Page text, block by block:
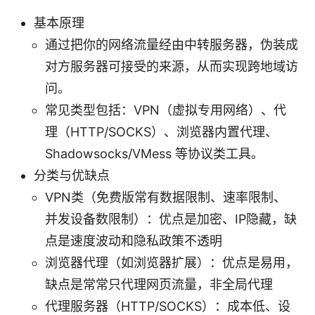
基本原理
通过把你的网络流量经由中转服务器，伪装成
对方服务器可接受的来源，从而实现跨地域访
问。
常见类型包括：VPN（虚拟专用网络）、代
理（HTTP/SOCKS）、浏览器内置代理、
Shadowsocks/VMess 等协议类工具。
分类与优缺点
VPN类（免费版常有数据限制、速率限制、
并发设备数限制）：优点是加密、IP隐藏，缺
点是速度波动和隐私政策不透明
浏览器代理（如浏览器扩展）：优点是易用，
缺点是常常只代理网页流量，非全局代理
代理服务器（HTTP/SOCKS）：成本低、设